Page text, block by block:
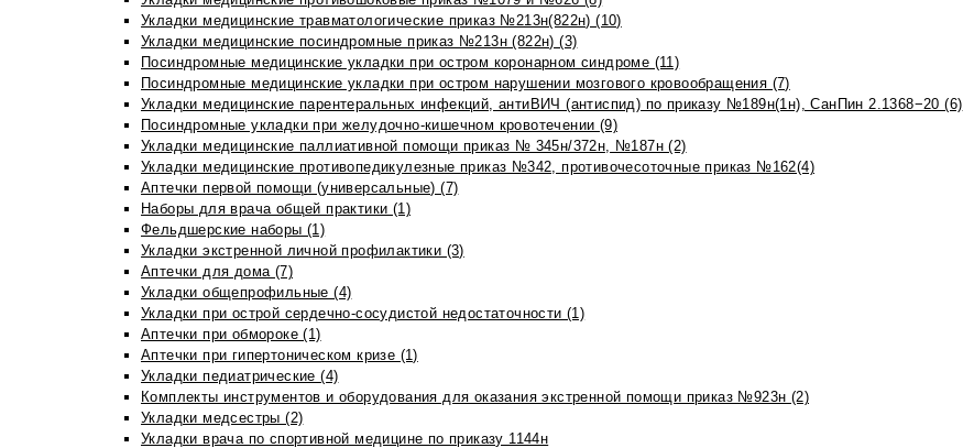
Укладки медицинские травматологические приказ №213н(822н) (10)
Укладки медицинские посиндромные приказ №213н (822н) (3)
Посиндромные медицинские укладки при остром коронарном синдроме (11)
Посиндромные медицинские укладки при остром нарушении мозгового кровообращения (7)
Укладки медицинские парентеральных инфекций, антиВИЧ (антиспид) по приказу №189н(1н), СанПин 2.1368−20 (6)
Посиндромные укладки при желудочно-кишечном кровотечении (9)
Укладки медицинские паллиативной помощи приказ № 345н/372н, №187н (2)
Укладки медицинские противопедикулезные приказ №342, противочесоточные приказ №162(4)
Аптечки первой помощи (универсальные) (7)
Наборы для врача общей практики (1)
Фельдшерские наборы (1)
Укладки экстренной личной профилактики (3)
Аптечки для дома (7)
Укладки общепрофильные (4)
Укладки при острой сердечно-сосудистой недостаточности (1)
Аптечки при обмороке (1)
Аптечки при гипертоническом кризе (1)
Укладки педиатрические (4)
Комплекты инструментов и оборудования для оказания экстренной помощи приказ №923н (2)
Укладки медсестры (2)
Укладки врача по спортивной медицине по приказу 1144н